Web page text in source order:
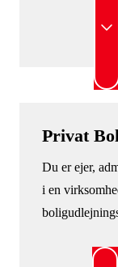
Privat
Du er ejer,
i en